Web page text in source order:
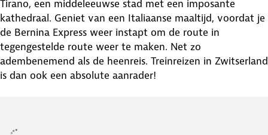
Tirano, een middeleeuwse stad met een imposante
kathedraal. Geniet van een Italiaanse maaltijd, voordat je
de Bernina Express weer instapt om de route in
tegengestelde route weer te maken. Net zo
adembenemend als de heenreis. Treinreizen in Zwitserland
is dan ook een absolute aanrader!